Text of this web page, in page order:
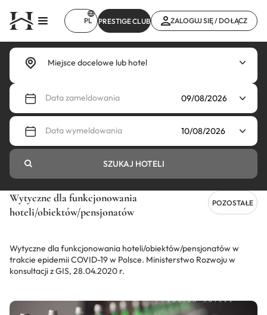
treści
PL PRESTIGE CLUB ZALOGUJ SIĘ / DOŁĄCZ
Data zameldowania
Data wymeldowania
SZUKAJ HOTELI
Wytyczne dla funkcjonowania
hoteli/obiektów/pensjonatów
POZOSTAŁE
Wytyczne dla funkcjonowania hoteli/obiektów/pensjonatów w
trakcie epidemii COVID-19 w Polsce. Ministerstwo Rozwoju w
konsultacji z GIS, 28.04.2020 r.